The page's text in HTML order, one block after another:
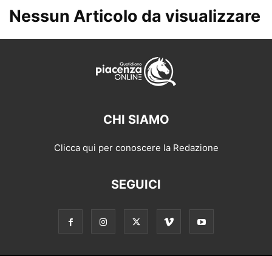
Nessun Articolo da visualizzare
CHI SIAMO
Clicca qui per conoscere la Redazione
SEGUICI